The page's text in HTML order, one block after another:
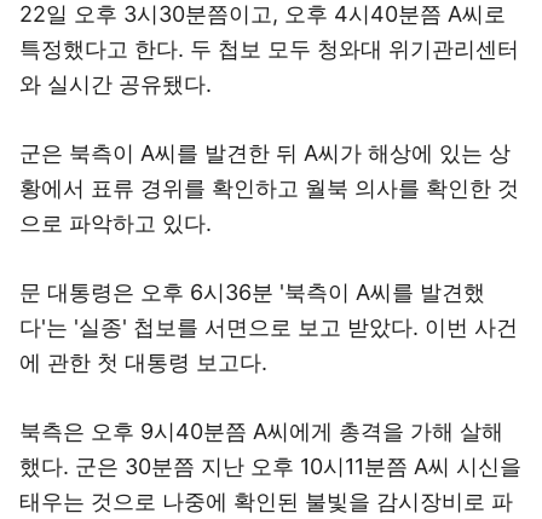
22일 오후 3시30분쯤이고, 오후 4시40분쯤 A씨로
특정했다고 한다. 두 첩보 모두 청와대 위기관리센터
와 실시간 공유됐다.
군은 북측이 A씨를 발견한 뒤 A씨가 해상에 있는 상
황에서 표류 경위를 확인하고 월북 의사를 확인한 것
으로 파악하고 있다.
문 대통령은 오후 6시36분 '북측이 A씨를 발견했
다'는 '실종' 첩보를 서면으로 보고 받았다. 이번 사건
에 관한 첫 대통령 보고다.
북측은 오후 9시40분쯤 A씨에게 총격을 가해 살해
했다. 군은 30분쯤 지난 오후 10시11분쯤 A씨 시신을
태우는 것으로 나중에 확인된 불빛을 감시장비로 파